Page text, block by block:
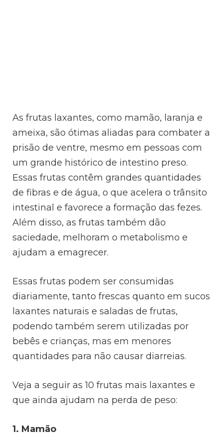
As frutas laxantes, como mamão, laranja e
ameixa, são ótimas aliadas para combater a
prisão de ventre, mesmo em pessoas com
um grande histórico de intestino preso.
Essas frutas contêm grandes quantidades
de fibras e de água, o que acelera o trânsito
intestinal e favorece a formação das fezes.
Além disso, as frutas também dão
saciedade, melhoram o metabolismo e
ajudam a emagrecer.
Essas frutas podem ser consumidas
diariamente, tanto frescas quanto em sucos
laxantes naturais e saladas de frutas,
podendo também serem utilizadas por
bebês e crianças, mas em menores
quantidades para não causar diarreias.
Veja a seguir as 10 frutas mais laxantes e
que ainda ajudam na perda de peso:
1. Mamão